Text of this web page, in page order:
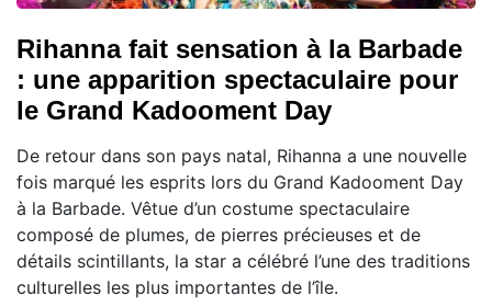
Rihanna fait sensation à la Barbade
: une apparition spectaculaire pour
le Grand Kadooment Day
De retour dans son pays natal, Rihanna a une nouvelle
fois marqué les esprits lors du Grand Kadooment Day
à la Barbade. Vêtue d’un costume spectaculaire
composé de plumes, de pierres précieuses et de
détails scintillants, la star a célébré l’une des traditions
culturelles les plus importantes de l’île.